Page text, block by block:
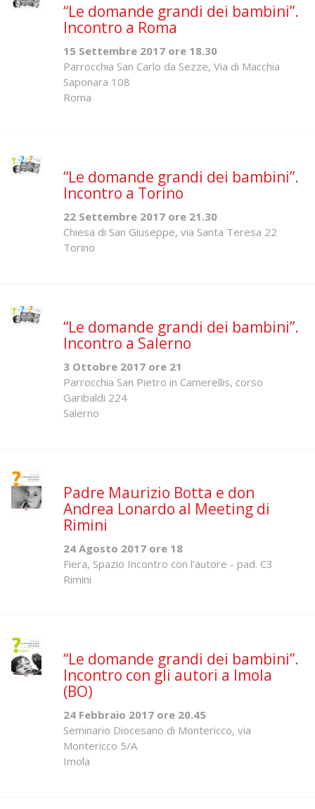
“Le domande grandi dei bambini”.
Incontro a Roma
15 Settembre 2017 ore 18.30
Parrocchia San Carlo da Sezze, Via di Macchia
Saponara 108
Roma
“Le domande grandi dei bambini”.
Incontro a Torino
22 Settembre 2017 ore 21.30
Chiesa di San Giuseppe, via Santa Teresa 22
Torino
“Le domande grandi dei bambini”.
Incontro a Salerno
3 Ottobre 2017 ore 21
Parrocchia San Pietro in Camerellis, corso
Garibaldi 224
Salerno
Padre Maurizio Botta e don
Andrea Lonardo al Meeting di
Rimini
24 Agosto 2017 ore 18
Fiera, Spazio Incontro con l’autore - pad. C3
Rimini
“Le domande grandi dei bambini”.
Incontro con gli autori a Imola
(BO)
24 Febbraio 2017 ore 20.45
Seminario Diocesano di Montericco, via
Montericco 5/A
Imola